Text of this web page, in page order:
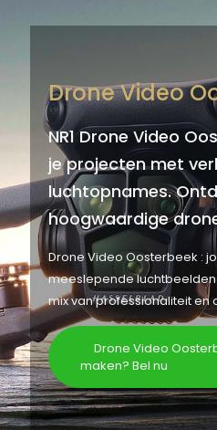
Drone Video
NR1 Drone Video
je projecten met
luchtopnames.
hoogwaardige
Drone Video Oosterbeek :
meeslepende
mix van professionaliteit en
Drone Video
maken? Bel nu